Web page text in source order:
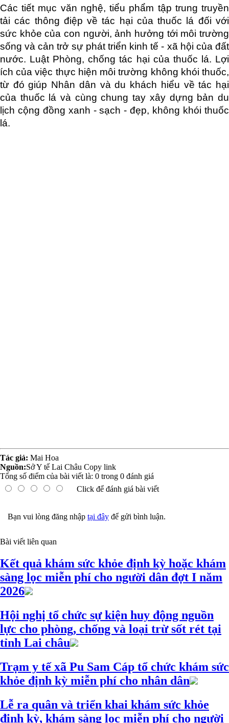
Các tiết mục văn nghệ, tiểu phẩm tập trung truyền
tải các thông điệp về tác hại của thuốc lá đối với
sức khỏe của con người, ảnh hưởng tới môi trường
sống và cản trở sự phát triển kinh tế - xã hội của đất
nước. Luật Phòng, chống tác hại của thuốc lá. Lợi
ích của việc thực hiện môi trường không khói thuốc,
từ đó giúp Nhân dân và du khách hiểu về tác hại
của thuốc lá và cùng chung tay xây dựng bản du
lịch cộng đồng xanh - sạch - đẹp, không khói thuốc
lá.
Tác giả: Mai Hoa
Nguồn:Sở Y tế Lai Châu Copy link
Tổng số điểm của bài viết là: 0 trong 0 đánh giá
Click để đánh giá bài viết
Bạn vui lòng đăng nhập tại đây để gửi bình luận.
Bài viết liên quan
Kết quả khám sức khỏe định kỳ hoặc khám
sàng lọc miễn phí cho người dân đợt I năm
2026
Hội nghị tổ chức sự kiện huy động nguồn
lực cho phòng, chống và loại trừ sốt rét tại
tỉnh Lai châu
Trạm y tế xã Pu Sam Cáp tổ chức khám sức
khỏe định kỳ miễn phí cho nhân dân
Lễ ra quân và triển khai khám sức khỏe
định kỳ, khám sàng lọc miễn phí cho người